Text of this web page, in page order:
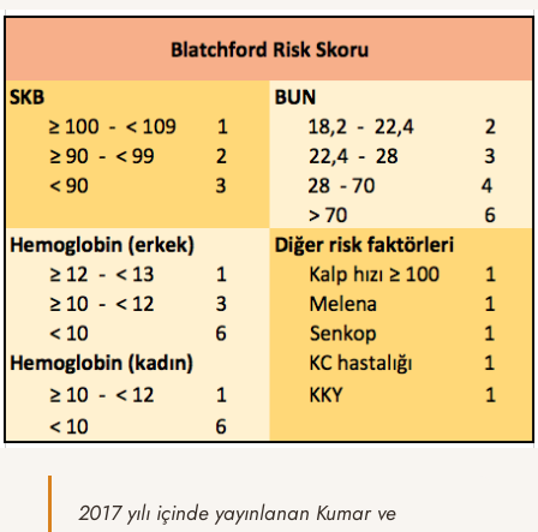
2017 yılı içinde yayınlanan Kumar ve